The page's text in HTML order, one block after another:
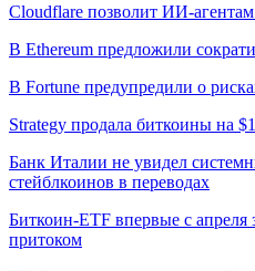
Cloudflare позволит ИИ-
В Ethereum предложили
В Fortune предупредили о
Strategy продала биткоины на
Банк Италии не увидел
стейблкоинов в переводах
Биткоин-ETF впервые с
притоком